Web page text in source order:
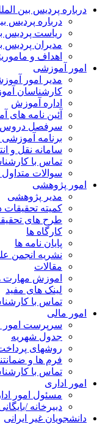
پردیس بین الملل
درباره پردیس بین الملل
ریاست پردیس بین
مدیران پردیس بین
اهداف و ماموریتها
آموزشی
مدیر امور آموزشی
کارشناسان آموزش
اداره آموزش
آئین نامه های آموزشی
سرفصل دروس
برنامه آموزشی -
سامانه نقل و انتقال
تماس با کارشناسان
سوالات متداول vpn
پژوهشی
مدیر پژوهشی
کمیته تحقیقات
طرح های تحقیقاتی
کارگاه ها
پایان نامه ها
نشریه انجمن علمی
مقالات
اموزش مهارت های
لینک های مفید
تماس با کارشناس
مالی
سرپرست امور مالی
جدول شهریه
روشهای پرداخت شهریه
فرم ها و ضمانتنامه
تماس با کارشناس
اداری
مسئول امور اداری
دبیرخانه /بایگانی /
غیر ایرانی